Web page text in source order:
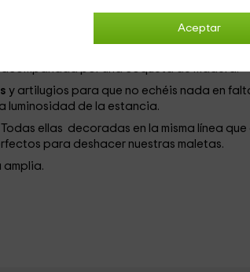
Aceptar
mueble que contiene latelevisión.
acompañada por una coqueta de madera.
y artilugios para que no echéis nada en
luminosidad de la estancia.
Todas ellas decoradas en la misma línea que
para deshacer nuestras maletas.
amplia.